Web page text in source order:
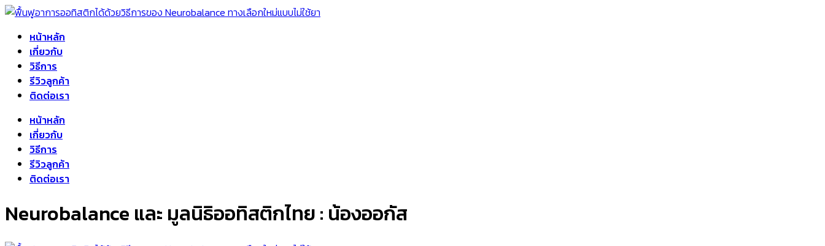
Skip
contentหน้าหลัก
เกี่ยวกับ
วิธีการ
รีวิวลูกค้า
ติดต่อเรา
Menu หน้าหลัก
เกี่ยวกับ
วิธีการ
รีวิวลูกค้า
ติดต่อเรา
Neurobalance และ มูลนิธิออทิสติกไทย : น้องออกัส